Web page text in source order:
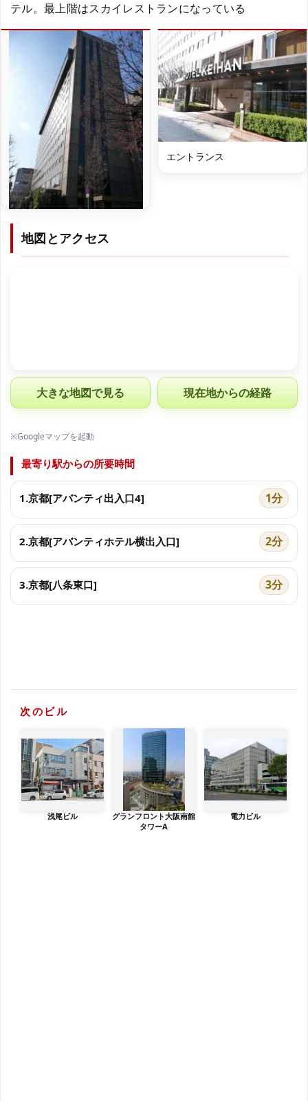
テル。最上階はスカイレストランになっている
エントランス
地図とアクセス
大きな地図で見る 現在地からの経路
※Googleマップを起動
最寄り駅からの所要時間
1.京都[アバンティ出入口4] 1分
2.京都[アバンティホテル横出入口] 2分
3.京都[八条東口] 3分
次のビル
浅尾ビル
グランフロント大阪南館
タワーA
電力ビル